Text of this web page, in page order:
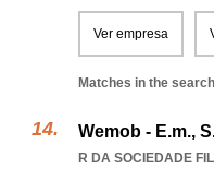
Ver empresa
Matches in the
Wemob - E.m.,
R DA SOCIEDADE